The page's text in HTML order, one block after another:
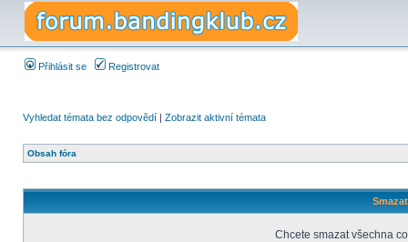
Přihlásit se Registrovat
Vyhledat témata bez odpovědí | Zobrazit aktivní témata
Obsah fóra
Chcete smazat všechna